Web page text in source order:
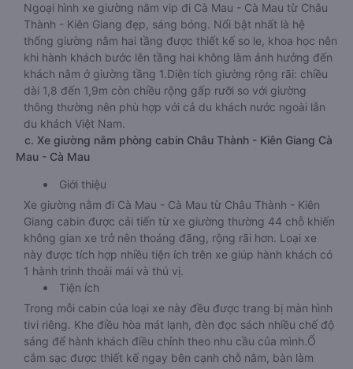
Ngoại hình xe giường nằm vip đi Cà Mau - Cà Mau từ Châu
Thành - Kiên Giang đẹp, sáng bóng. Nổi bật nhất là hệ
thống giường nằm hai tầng được thiết kế so le, khoa học nên
khi hành khách bước lên tầng hai không làm ảnh hưởng đến
khách nằm ở giường tầng 1.Diện tích giường rộng rãi: chiều
dài 1,8 đến 1,9m còn chiều rộng gấp rưỡi so với giường
thông thường nên phù hợp với cả du khách nước ngoài lẫn
du khách Việt Nam.
c. Xe giường nằm phòng cabin Châu Thành - Kiên Giang Cà
Mau - Cà Mau
Giới thiệu
Xe giường nằm đi Cà Mau - Cà Mau từ Châu Thành - Kiên
Giang cabin được cải tiến từ xe giường thường 44 chỗ khiến
không gian xe trở nên thoáng đãng, rộng rãi hơn. Loại xe
này được tích hợp nhiều tiện ích trên xe giúp hành khách có
1 hành trình thoải mái và thú vị.
Tiện ích
Trong mỗi cabin của loại xe này đều được trang bị màn hình
tivi riêng. Khe điều hòa mát lạnh, đèn đọc sách nhiều chế độ
sáng để hành khách điều chỉnh theo nhu cầu của mình.Ổ
cắm sạc được thiết kế ngay bên cạnh chỗ nằm, bàn làm